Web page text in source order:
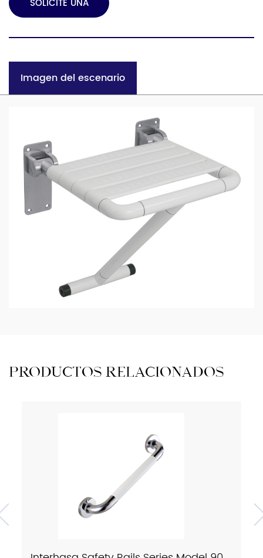
SOLICITE UNA
COTIZACIÓN
Imagen del escenario
PRODUCTOS RELACIONADOS